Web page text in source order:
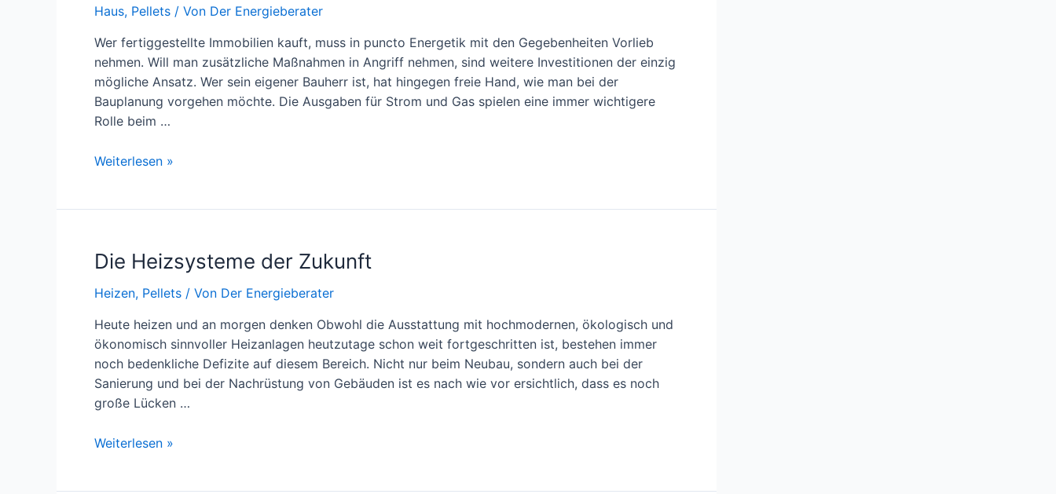
Haus, Pellets / Von Der Energieberater
Wer fertiggestellte Immobilien kauft, muss in puncto Energetik mit den Gegebenheiten Vorlieb
nehmen. Will man zusätzliche Maßnahmen in Angriff nehmen, sind weitere Investitionen der einzig
mögliche Ansatz. Wer sein eigener Bauherr ist, hat hingegen freie Hand, wie man bei der
Bauplanung vorgehen möchte. Die Ausgaben für Strom und Gas spielen eine immer wichtigere
Rolle beim …
Energiesparen
Weiterlesen »
Die Heizsysteme der Zukunft
Heizen, Pellets / Von Der Energieberater
Heute heizen und an morgen denken Obwohl die Ausstattung mit hochmodernen, ökologisch und
ökonomisch sinnvoller Heizanlagen heutzutage schon weit fortgeschritten ist, bestehen immer
noch bedenkliche Defizite auf diesem Bereich. Nicht nur beim Neubau, sondern auch bei der
Sanierung und bei der Nachrüstung von Gebäuden ist es nach wie vor ersichtlich, dass es noch
große Lücken …
Die
Weiterlesen »